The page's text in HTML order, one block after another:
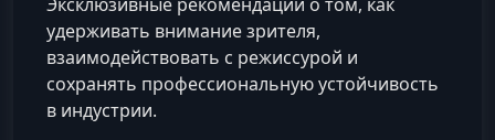
удерживать внимание зрителя,
взаимодействовать с режиссурой и
сохранять профессиональную устойчивость
в индустрии.